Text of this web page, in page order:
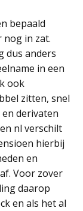
bepaald
nog in zat.
dus anders
in een
ook
zitten, snel
derivaten
nl verschilt
hierbij
en
Voor zover
daarop
en als het al